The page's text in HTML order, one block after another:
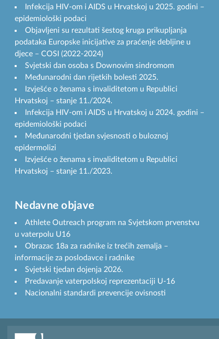
Infekcija HIV-om i AIDS u Hrvatskoj u 2025. godini –
epidemiološki podaci
Objavljeni su rezultati šestog kruga prikupljanja
podataka Europske inicijative za praćenje debljine u
djece – COSI (2022-2024)
Svjetski dan osoba s Downovim sindromom
Međunarodni dan rijetkih bolesti 2025.
Izvješće o ženama s invaliditetom u Republici
Hrvatskoj – stanje 11./2024.
Infekcija HIV-om i AIDS u Hrvatskoj u 2024. godini –
epidemiološki podaci
Međunarodni tjedan svjesnosti o buloznoj
epidermolizi
Izvješće o ženama s invaliditetom u Republici
Hrvatskoj – stanje 11./2023.
Nedavne objave
Athlete Outreach program na Svjetskom prvenstvu
u vaterpolu U16
Obrazac 18a za radnike iz trećih zemalja –
informacije za poslodavce i radnike
Svjetski tjedan dojenja 2026.
Predavanje vaterpolskoj reprezentaciji U-16
Nacionalni standardi prevencije ovisnosti